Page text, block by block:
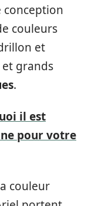
conception
couleurs
et
et grands
.
il est
pour votre
couleur